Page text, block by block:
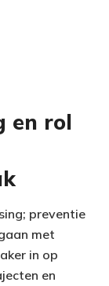
en rol
preventie
met
in op
en